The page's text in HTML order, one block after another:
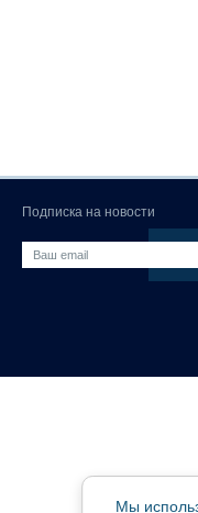
Подписка на новости
Мы